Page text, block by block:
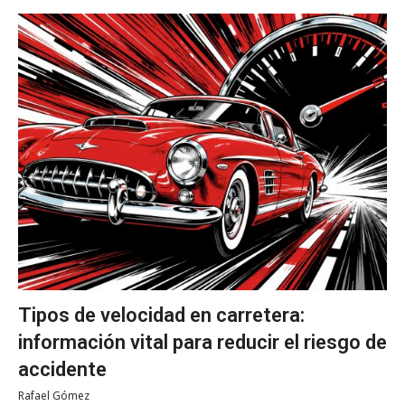
Tipos de velocidad en carretera:
información vital para reducir el riesgo de
accidente
Rafael Gómez